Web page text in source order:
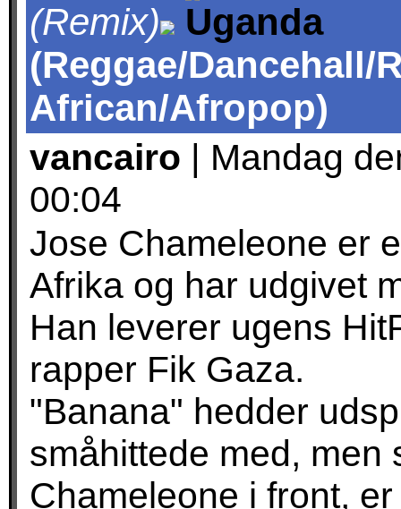
(Remix)
(Reggae/Dancehall/
African/Afropop)
vancairo | Mandag
00:04
Jose Chameleone er
Afrika og har udgivet
Han leverer ugens
rapper Fik Gaza.
"Banana" hedder
småhittede med, men
Chameleone i front,